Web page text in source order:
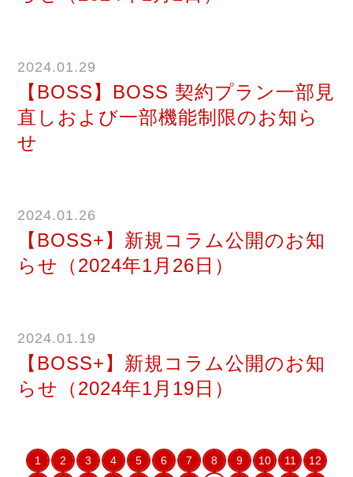
2024.01.29
【BOSS】BOSS 契約プラン一部見
直しおよび一部機能制限のお知ら
せ
2024.01.26
【BOSS+】新規コラム公開のお知
らせ（2024年1月26日）
2024.01.19
【BOSS+】新規コラム公開のお知
らせ（2024年1月19日）
1 2 3 4 5 6 7 8 9 10 11
12